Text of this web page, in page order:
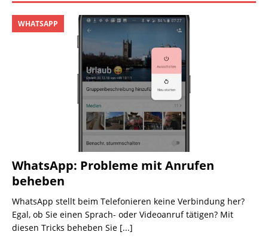
WhatsApp: Probleme mit Anrufen
beheben
WHATSAPP
WhatsApp stellt beim Telefonieren keine Verbindung her?
Egal, ob Sie einen Sprach- oder Videoanruf tätigen? Mit
diesen Tricks beheben Sie [...]